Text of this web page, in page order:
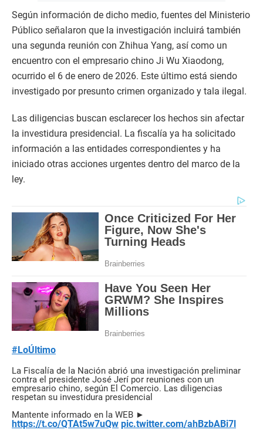
Según información de dicho medio, fuentes del Ministerio
Público señalaron que la investigación incluirá también
una segunda reunión con Zhihua Yang, así como un
encuentro con el empresario chino Ji Wu Xiaodong,
ocurrido el 6 de enero de 2026. Este último está siendo
investigado por presunto crimen organizado y tala ilegal.
Las diligencias buscan esclarecer los hechos sin afectar
la investidura presidencial. La fiscalía ya ha solicitado
información a las entidades correspondientes y ha
iniciado otras acciones urgentes dentro del marco de la
ley.
#LoÚltimo
La Fiscalía de la Nación abrió una investigación preliminar
contra el presidente José Jerí por reuniones con un
empresario chino, según El Comercio. Las diligencias
respetan su investidura presidencial
Mantente informado en la WEB ►
https://t.co/QTAt5w7uQw pic.twitter.com/ahBzbABi7l